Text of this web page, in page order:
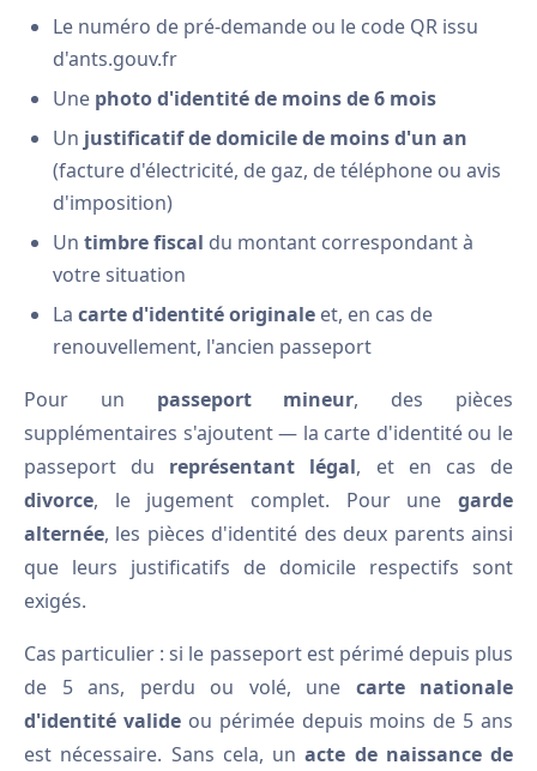
Le numéro de pré-demande ou le code QR issu
d'ants.gouv.fr
Une photo d'identité de moins de 6 mois
Un justificatif de domicile de moins d'un an
(facture d'électricité, de gaz, de téléphone ou avis
d'imposition)
Un timbre fiscal du montant correspondant à
votre situation
La carte d'identité originale et, en cas de
renouvellement, l'ancien passeport
Pour un passeport mineur, des pièces
supplémentaires s'ajoutent — la carte d'identité ou le
passeport du représentant légal, et en cas de
divorce, le jugement complet. Pour une garde
alternée, les pièces d'identité des deux parents ainsi
que leurs justificatifs de domicile respectifs sont
exigés.
Cas particulier : si le passeport est périmé depuis plus
de 5 ans, perdu ou volé, une carte nationale
d'identité valideou périmée depuis moins de 5 ans
est nécessaire. Sans cela, unacte de naissance de